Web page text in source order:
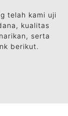
telah kami uji
kualitas
serta
berikut.